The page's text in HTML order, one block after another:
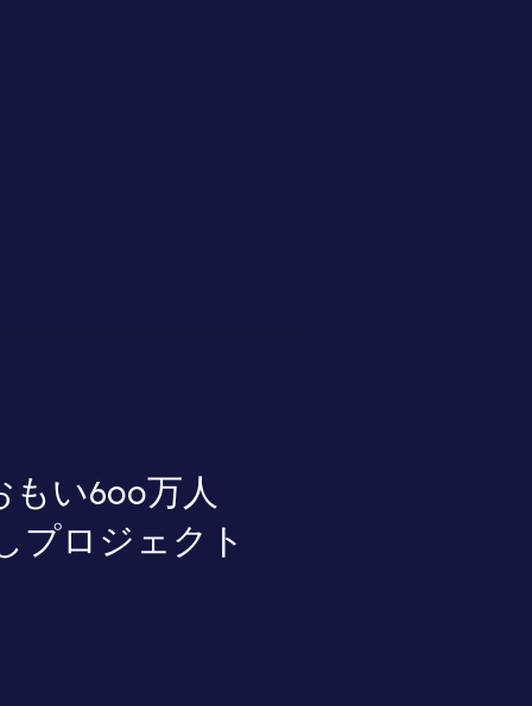
もい600万人
プロジェクト